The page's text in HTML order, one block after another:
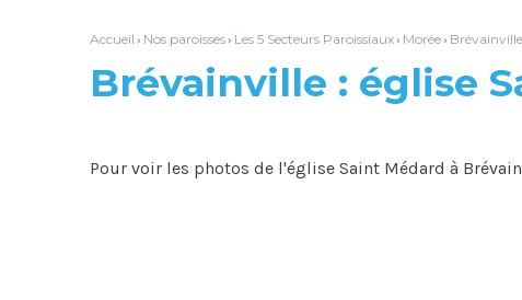
Accueil › Nos paroisses› Les 5 Secteurs Paroissiaux› Morée›
Brévainville : église
Pour voir les photos de l'église Saint Médard à